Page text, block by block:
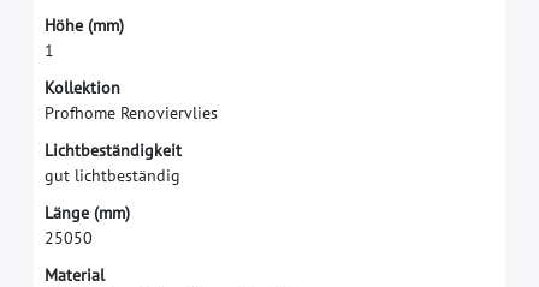
Höhe (mm)
1
Kollektion
Profhome Renoviervlies
Lichtbeständigkeit
gut lichtbeständig
Länge (mm)
25050
Material